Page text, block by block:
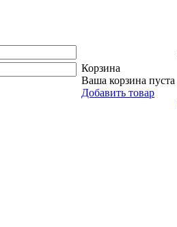
Корзина
Ваша корзина пуста
Добавить товар